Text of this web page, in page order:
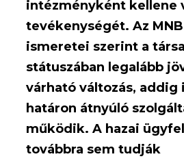
intézményként kellene
tevékenységét. Az
ismeretei szerint a
státuszában legalább
várható változás, addig
határon átnyúló
működik. A hazai
továbbra sem tudják